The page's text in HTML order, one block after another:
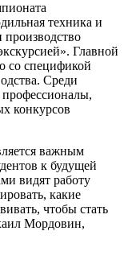
техника и
Главной
со спецификой
Среди
профессионалы,
конкурсов
важным
к будущей
видят работу
какие
чтобы стать
Мордовин,